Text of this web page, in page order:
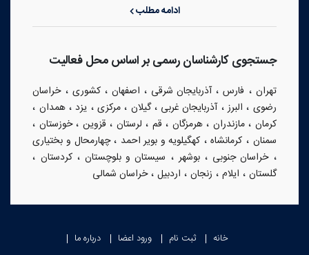
ادامه مطلب
جستجوی کارشناسان رسمی بر اساس محل فعالیت
تهران ، فارس،آذربایجان شرقی ، اصفهان ،کشوری ،خراسان
رضوی ، البرز،آذربایجان غربی ،گیلان ،مرکزی ، یزد،همدان ،
کرمان ،مازندران ،هرمزگان ، قم ، لرستان ، قزوین ،خوزستان ،
سمنان ، کرمانشاه، کهگیلویه و بویر احمد ،چهارمحال و بختیاری
،خراسان جنوبی ،بوشهر، سیستان و بلوچستان،کردستان ،
گلستان ، ایلام ، زنجان ، اردبیل ،خراسان شمالی
خانه ثبت نام ورود اعضا
درباره ما